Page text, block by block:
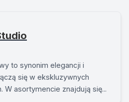
to synonim elegancji i
się w ekskluzywnych
W asortymencie znajdują się...